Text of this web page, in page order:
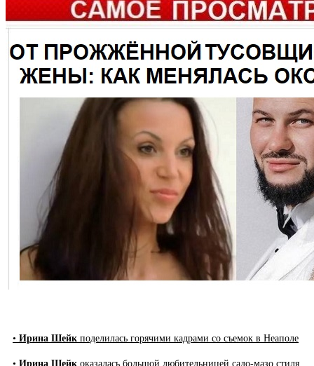
• Ирина Шейк поделилась горячими кадрами со съемок в Неаполе
• Ирина Шейк оказалась большой любительницей садо-мазо стиля